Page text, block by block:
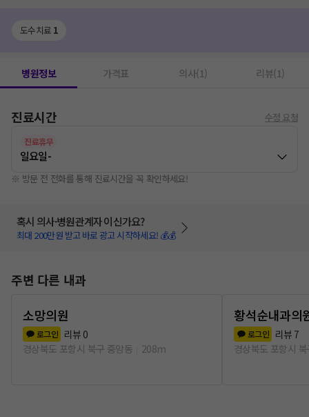
도수치료 1
병원정보 가격표 의사(1) 리뷰(1)
진료시간 수정 요청
진료휴무
일요일-
※ 방문 전 전화를 통해 진료시간을 꼭 확인하세요!
혹시 의사·병원관계자 이신가요?
최대 200만원 받고 바로 광고 시작하세요! 💰💰
주변 다른 내과
소망의원
로그인 리뷰 0
경상북도 포항시 북구 중앙동
208m
황석순내과의
로그인 리뷰 7
경상북도 포항시